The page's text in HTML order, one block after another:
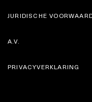
JURIDISCHE
A.V.
PRIVACYVERKLARING